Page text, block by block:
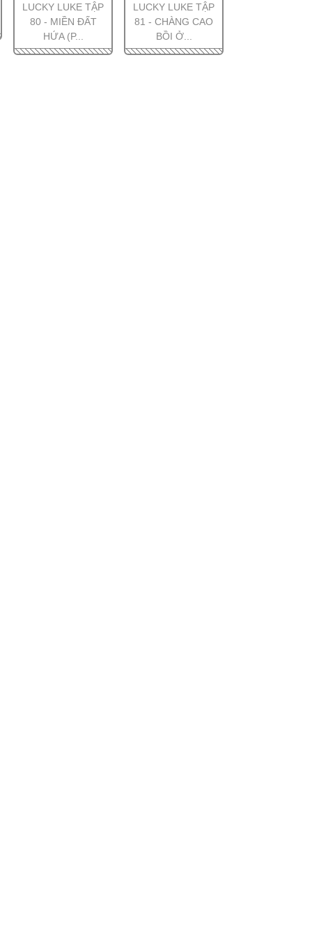
LUCKY LUKE TẬP
80 - MIỀN ĐẤT
HỨA (P...
LUCKY LUKE TẬP
81 - CHÀNG CAO
BỒI Ở...